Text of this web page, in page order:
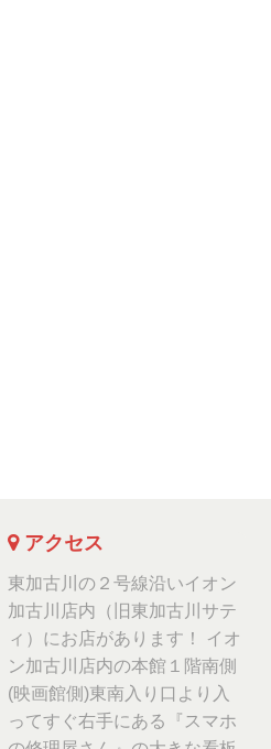
アクセス
東加古川の２号線沿いイオン
加古川店内（旧東加古川サテ
ィ）にお店があります！ イオ
ン加古川店内の本館１階南側
(映画館側)東南入り口より入
ってすぐ右手にある『スマホ